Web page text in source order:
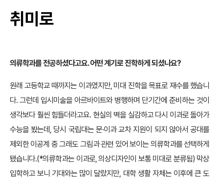
취미로
의류학과를 전공하셨다고요. 어떤 계기로 진학하게 되셨나요?
원래 고등학교 때까지는 이과였지만, 미대 진학을 목표로 재수를 했습니
다. 그런데 입시미술을 아르바이트와 병행하며 단기간에 준비하는 것이
생각보다 훨씬 힘들더라고요. 현실의 벽을 실감하고 다시 이과로 돌아가
수능을 봤는데, 당시 국립대는 문·이과 교차 지원이 되지 않아서 공대를
제외한 이공계 중 그래도 그림과 관련 있어 보이는 의류학과를 선택하게
됐습니다.(*의류학과는 이과로, 의상디자인이 보통 미대로 분류됨) 막상
입학하고 보니 기대와는 많이 달랐지만, 대학 생활 자체는 이후에 큰 도